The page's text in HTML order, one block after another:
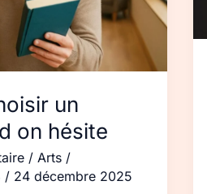
un
on hésite
/ Arts /
/ 24 décembre 2025